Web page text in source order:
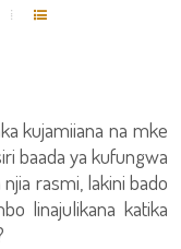
kujamiiana na mke
baada ya kufungwa
rasmi, lakini bado
linajulikana katika